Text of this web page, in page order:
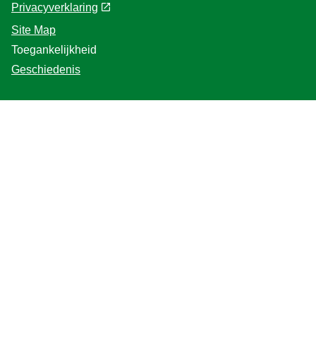
Privacyverklaring
Cookie-instellingen
Site Map
Toegankelijkheid